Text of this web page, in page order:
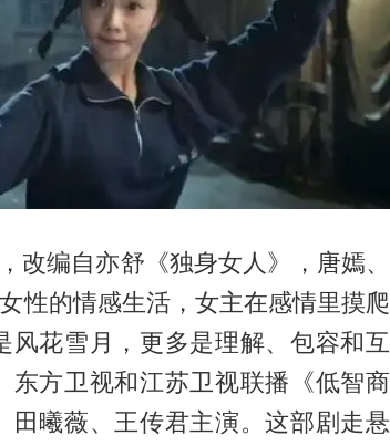
改编自亦舒《独身女人》，唐嫣、
性的情感生活，女主在感情里摸爬
花雪月，更多是理解、包容和互
方卫视和江苏卫视联播《低智商
曦薇、王传君主演。这部剧走悬